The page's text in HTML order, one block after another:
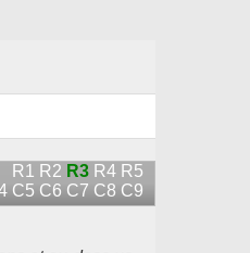
R1 R2 R3 R4 R5
C5 C6 C7 C8 C9